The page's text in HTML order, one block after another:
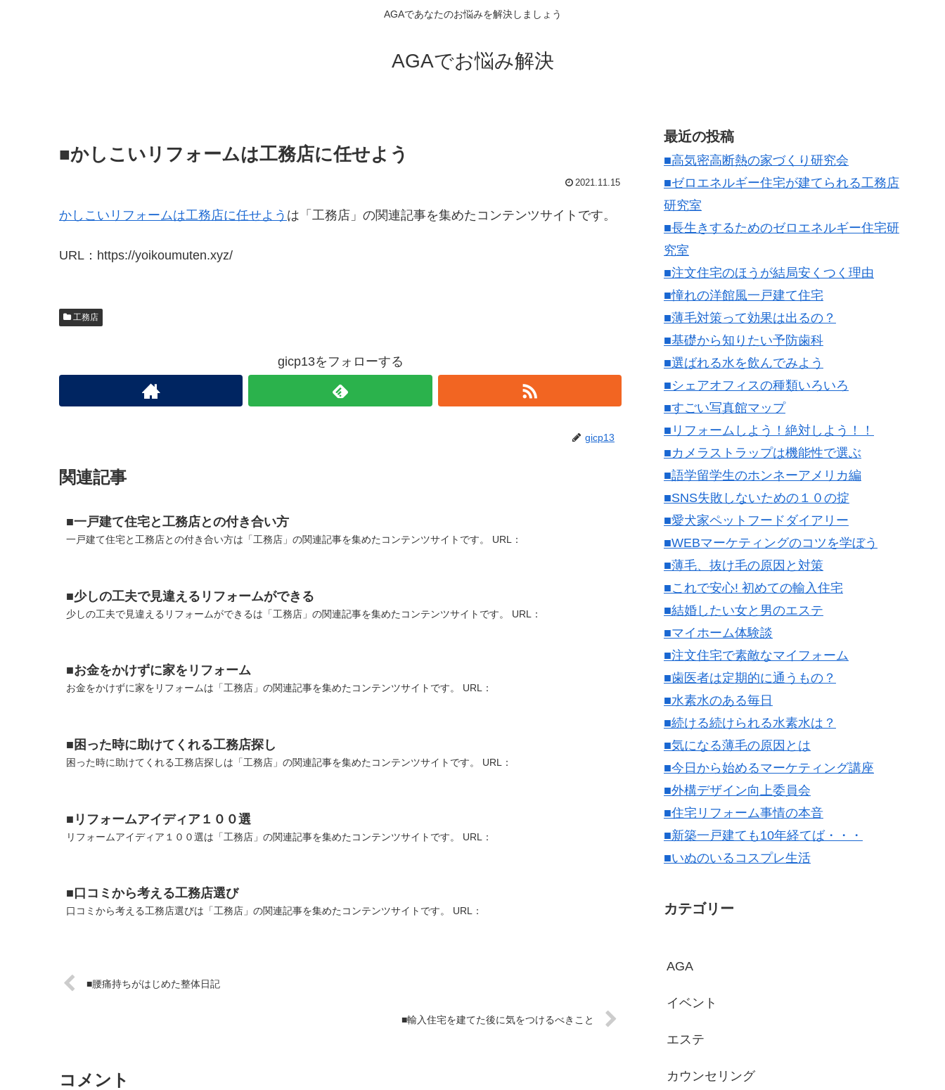
AGAであなたのお悩みを解決しましょう
AGAでお悩み解決
■かしこいリフォームは工務店に任せよう
2021.11.15
かしこいリフォームは工務店に任せよう は「工務店」の関連記事を集めたコンテンツサイトです。
URL：https://yoikoumuten.xyz/
工務店
gicp13をフォローする
gicp13
関連記事
■一戸建て住宅と工務店との付き合い方
一戸建て住宅と工務店との付き合い方は「工務店」の関連記事を集めたコンテンツサイトです。 URL：
■少しの工夫で見違えるリフォームができる
少しの工夫で見違えるリフォームができるは「工務店」の関連記事を集めたコンテンツサイトです。 URL：
■お金をかけずに家をリフォーム
お金をかけずに家をリフォームは「工務店」の関連記事を集めたコンテンツサイトです。 URL：
■困った時に助けてくれる工務店探し
困った時に助けてくれる工務店探しは「工務店」の関連記事を集めたコンテンツサイトです。 URL：
■リフォームアイディア１００選
リフォームアイディア１００選は「工務店」の関連記事を集めたコンテンツサイトです。 URL：
■口コミから考える工務店選び
口コミから考える工務店選びは「工務店」の関連記事を集めたコンテンツサイトです。 URL：
■腰痛持ちがはじめた整体日記
■輸入住宅を建てた後に気をつけるべきこと
コメント
最近の投稿
■高気密高断熱の家づくり研究会
■ゼロエネルギー住宅が建てられる工務店
研究室
■長生きするためのゼロエネルギー住宅研
究室
■注文住宅のほうが結局安くつく理由
■憧れの洋館風一戸建て住宅
■薄毛対策って効果は出るの？
■基礎から知りたい予防歯科
■選ばれる水を飲んでみよう
■シェアオフィスの種類いろいろ
■すごい写真館マップ
■リフォームしよう！絶対しよう！！
■カメラストラップは機能性で選ぶ
■語学留学生のホンネーアメリカ編
■SNS失敗しないための１０の掟
■愛犬家ペットフードダイアリー
■WEBマーケティングのコツを学ぼう
■薄毛、抜け毛の原因と対策
■これで安心! 初めての輸入住宅
■結婚したい女と男のエステ
■マイホーム体験談
■注文住宅で素敵なマイフォーム
■歯医者は定期的に通うもの？
■水素水のある毎日
■続ける続けられる水素水は？
■気になる薄毛の原因とは
■今日から始めるマーケティング講座
■外構デザイン向上委員会
■住宅リフォーム事情の本音
■新築一戸建ても10年経てば・・・
■いぬのいるコスプレ生活
カテゴリー
AGA
イベント
エステ
カウンセリング